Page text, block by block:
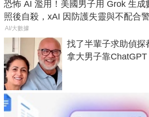
恐怖 AI 濫用！美國男子用 Grok 生成
照後自殺，xAI 因防護失靈與不配合
AI/大數據
找了半輩子求助偵探
拿大男子靠